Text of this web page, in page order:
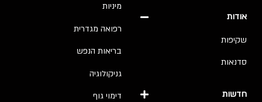
אודות
שקיפות
סדנאות
חדשות
מיניות
רפואה מגדרית
בריאות הנפש
גניקולוגיה
דימוי גוף